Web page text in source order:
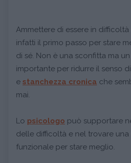
Ammettere di essere in
infatti il primo passo per stare
di sé. Non è una sconfitta ma
importante per ridurre il senso
e stanchezza cronica che
mai.
Lo psicologo può supportare
delle difficoltà e nel trovare
funzionale per stare meglio.